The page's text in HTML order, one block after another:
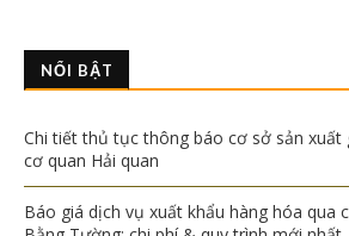
NỔI BẬT
Chi tiết thủ tục thông báo cơ sở sản xuất
cơ quan Hải quan
Báo giá dịch vụ xuất khẩu hàng hóa qua